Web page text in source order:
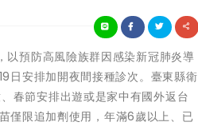
預防高風險族群因感染新冠肺炎導
日安排加開夜間接種診次。臺東縣衛
春節安排出遊或是家中有國外返台
僅限追加劑使用，年滿6歲以上、已